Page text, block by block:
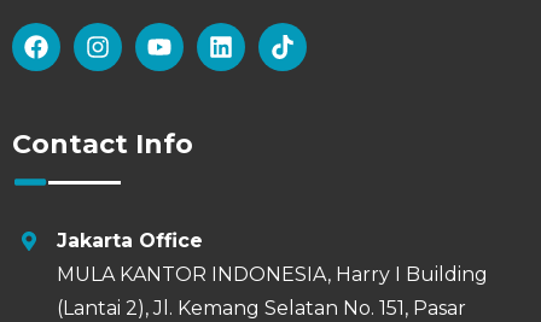
Contact Info
Jakarta Office
MULA KANTOR INDONESIA, Harry I Building
(Lantai 2), Jl. Kemang Selatan No. 151, Pasar